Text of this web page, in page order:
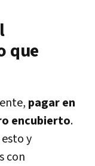
que
pagar en
encubierto.
y
con